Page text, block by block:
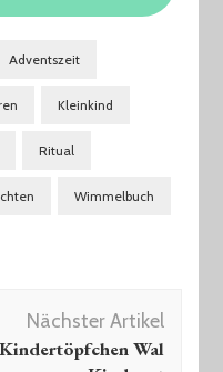
Adventszeit
Kleinkind
Ritual
Wimmelbuch
Nächster Artikel
Kindertöpfchen Wal